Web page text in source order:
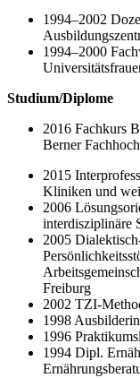
1994–2002
1994–2000
Studium/Diplome
2016 Fachkurs
Berner
2015
Kliniken und
2006
interdisziplinäre
2005
Freiburg
2002 TZI-
1998
1996
1994 Dipl.